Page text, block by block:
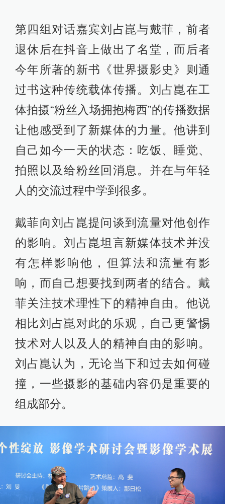
第四组对话嘉宾刘占崑与戴菲，前者
退休后在抖音上做出了名堂，而后者
今年所著的新书《世界摄影史》则通
过书这种传统载体传播。刘占崑在工
体拍摄“粉丝入场拥抱梅西”的传播数据
让他感受到了新媒体的力量。他讲到
自己如今一天的状态：吃饭、睡觉、
拍照以及给粉丝回消息。并在与年轻
人的交流过程中学到很多。
戴菲向刘占崑提问谈到流量对他创作
的影响。刘占崑坦言新媒体技术并没
有怎样影响他，但算法和流量有影
响，而自己想要找到两者的结合。戴
菲关注技术理性下的精神自由。他说
相比刘占崑对此的乐观，自己更警惕
技术对人以及人的精神自由的影响。
刘占崑认为，无论当下和过去如何碰
撞，一些摄影的基础内容仍是重要的
组成部分。